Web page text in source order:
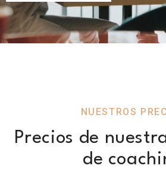
NUESTROS
Precios de
de